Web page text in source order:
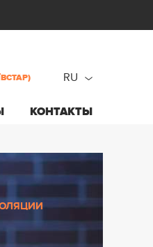
КОНТАКТЫ
RU
ua